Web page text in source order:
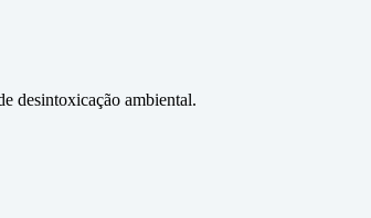
desintoxicação ambiental.